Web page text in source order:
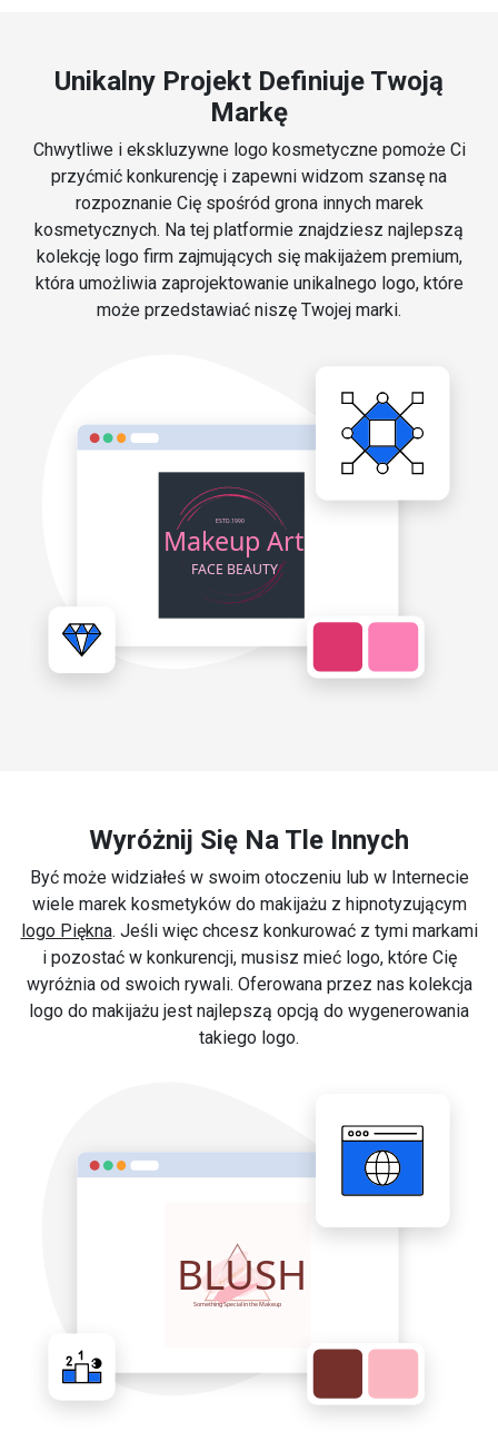
Unikalny Projekt Definiuje Twoją
Markę
Chwytliwe i ekskluzywne logo kosmetyczne pomoże Ci
przyćmić konkurencję i zapewni widzom szansę na
rozpoznanie Cię spośród grona innych marek
kosmetycznych. Na tej platformie znajdziesz najlepszą
kolekcję logo firm zajmujących się makijażem premium,
która umożliwia zaprojektowanie unikalnego logo, które
może przedstawiać niszę Twojej marki.
Wyróżnij Się Na Tle Innych
Być może widziałeś w swoim otoczeniu lub w Internecie
wiele marek kosmetyków do makijażu z hipnotyzującym
logo Piękna. Jeśli więc chcesz konkurować z tymi markami
i pozostać w konkurencji, musisz mieć logo, które Cię
wyróżnia od swoich rywali. Oferowana przez nas kolekcja
logo do makijażu jest najlepszą opcją do wygenerowania
takiego logo.